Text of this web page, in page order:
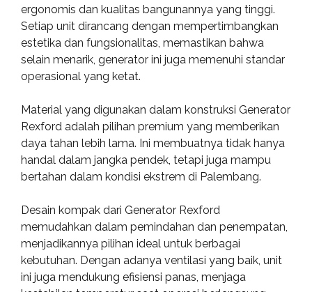
ergonomis dan kualitas bangunannya yang tinggi.
Setiap unit dirancang dengan mempertimbangkan
estetika dan fungsionalitas, memastikan bahwa
selain menarik, generator ini juga memenuhi standar
operasional yang ketat.
Material yang digunakan dalam konstruksi Generator
Rexford adalah pilihan premium yang memberikan
daya tahan lebih lama. Ini membuatnya tidak hanya
handal dalam jangka pendek, tetapi juga mampu
bertahan dalam kondisi ekstrem di Palembang.
Desain kompak dari Generator Rexford
memudahkan dalam pemindahan dan penempatan,
menjadikannya pilihan ideal untuk berbagai
kebutuhan. Dengan adanya ventilasi yang baik, unit
ini juga mendukung efisiensi panas, menjaga